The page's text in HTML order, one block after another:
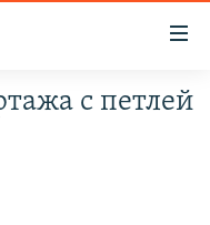
с петлей